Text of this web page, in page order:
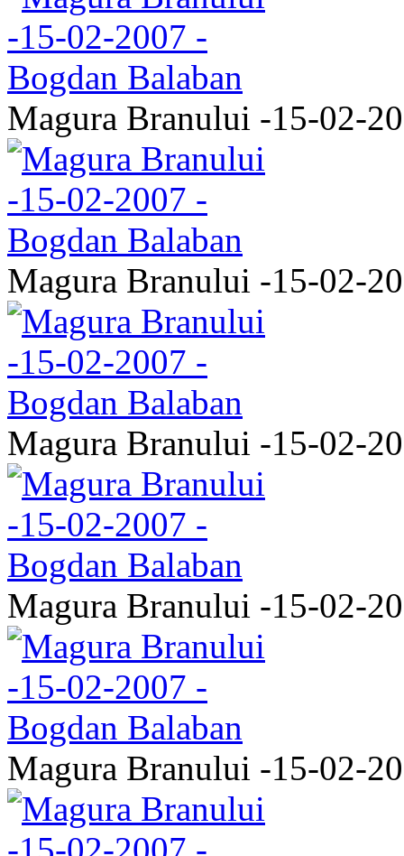
Magura Branului -15-02-
Magura Branului -15-02-
Magura Branului -15-02-
Magura Branului -15-02-
Magura Branului -15-02-